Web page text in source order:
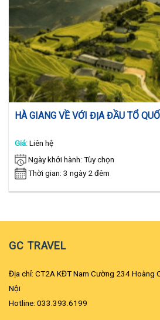
HÀ GIANG VỀ VỚI ĐỊA ĐẦU TỔ
Giá:Liên hệ
Ngày khởi hành: Tùy chọn
Thời gian: 3 ngày 2 đêm
GC TRAVEL
Địa chỉ: CT2A KĐT Nam Cường 234 Hoàng
Nội
Hotline: 033.393.6199